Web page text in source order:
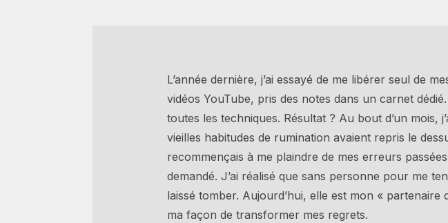
L’année dernière, j’ai essayé de me libérer seul de
vidéos YouTube, pris des notes dans un carnet
toutes les techniques. Résultat ? Au bout d’un mois,
vieilles habitudes de rumination avaient repris le
recommençais à me plaindre de mes erreurs
demandé. J’ai réalisé que sans personne pour me
laissé tomber. Aujourd’hui, elle est mon «
ma façon de transformer mes regrets.